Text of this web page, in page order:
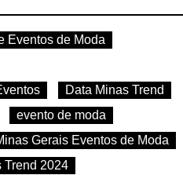
Eventos de Moda
Data Minas Trend
evento de moda
Gerais Eventos de Moda
Trend 2024